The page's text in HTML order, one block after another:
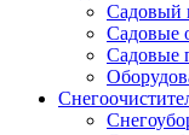
Садовый
Садовые
Садовые